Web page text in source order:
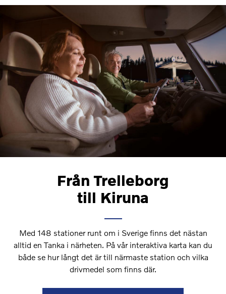
Från Trelleborg
till Kiruna
Med 148 stationer runt om i Sverige finns det nästan
alltid en Tanka i närheten. På vår interaktiva karta kan du
både se hur långt det är till närmaste station och vilka
drivmedel som finns där.